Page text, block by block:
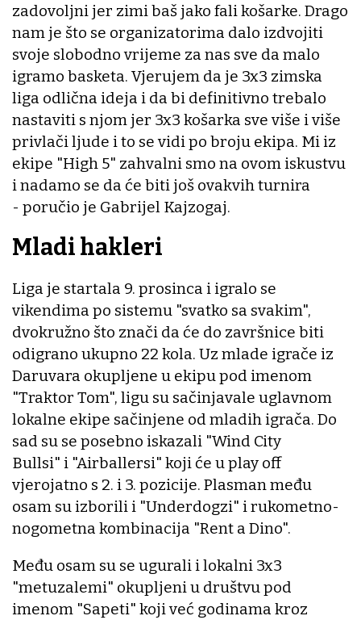
zadovoljni jer zimi baš jako fali košarke. Drago
nam je što se organizatorima dalo izdvojiti
svoje slobodno vrijeme za nas sve da malo
igramo basketa. Vjerujem da je 3x3 zimska
liga odlična ideja i da bi definitivno trebalo
nastaviti s njom jer 3x3 košarka sve više i više
privlači ljude i to se vidi po broju ekipa. Mi iz
ekipe "High 5" zahvalni smo na ovom iskustvu
i nadamo se da će biti još ovakvih turnira
- poručio je Gabrijel Kajzogaj.
Mladi hakleri
Liga je startala 9. prosinca i igralo se
vikendima po sistemu "svatko sa svakim",
dvokružno što znači da će do završnice biti
odigrano ukupno 22 kola. Uz mlade igrače iz
Daruvara okupljene u ekipu pod imenom
"Traktor Tom", ligu su sačinjavale uglavnom
lokalne ekipe sačinjene od mladih igrača. Do
sad su se posebno iskazali "Wind City
Bullsi" i "Airballersi" koji će u play off
vjerojatno s 2. i 3. pozicije. Plasman među
osam su izborili i "Underdogzi" i rukometno-
nogometna kombinacija "Rent a Dino".
Među osam su se ugurali i lokalni 3x3
"metuzalemi" okupljeni u društvu pod
imenom "Sapeti" koji već godinama kroz